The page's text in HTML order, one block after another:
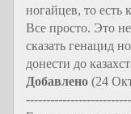
ногайцев, то есть
Все просто. Это
сказать генацид
донести до
Добавлено (24